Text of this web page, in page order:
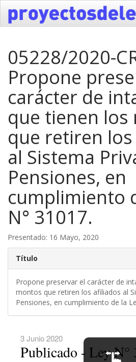
05228/2020-
Propone
carácter de
que tienen los
que retiren
al Sistema
Pensiones, en
cumplimiento
N° 31017.
Presentado: 16 Mayo, 2020
Título
Propone preservar el carácter de
montos que retiren los afiliados al
Pensiones, en cumplimiento de la
3 Junio 2020
Publicado - Ley N°